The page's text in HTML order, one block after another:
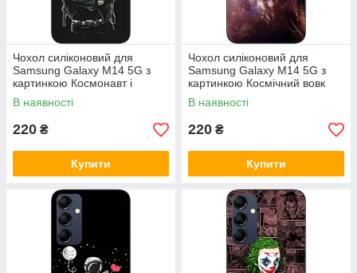
Чохол силіконовий для
Samsung Galaxy M14 5G з
картинкою Космонавт і
місяць
В наявності
220 ₴
Купити
Чохол силіконовий для
Samsung Galaxy M14 5G з
картинкою Космічний вовк
В наявності
220 ₴
Купити